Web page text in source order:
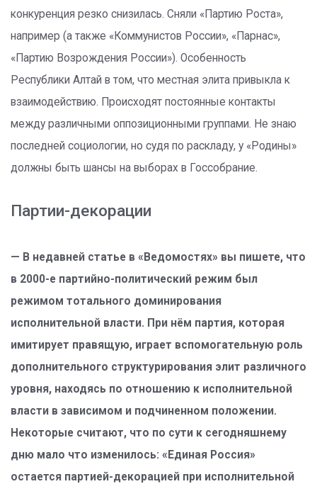
конкуренция резко снизилась. Сняли «Партию Роста»,
например (а также «Коммунистов России», «Парнас»,
«Партию Возрождения России»). Особенность
Республики Алтай в том, что местная элита привыкла к
взаимодействию. Происходят постоянные контакты
между различными оппозиционными группами. Не знаю
последней социологии, но судя по раскладу, у «Родины»
должны быть шансы на выборах в Госсобрание.
Партии-декорации
— В недавней статье в «Ведомостях» вы пишете, что
в 2000-е партийно-политический режим был
режимом тотального доминирования
исполнительной власти. При нём партия, которая
имитирует правящую, играет вспомогательную роль
дополнительного структурирования элит различного
уровня, находясь по отношению к исполнительной
власти в зависимом и подчиненном положении.
Некоторые считают, что по сути к сегодняшнему
дню мало что изменилось: «Единая Россия»
остается партией-декорацией при исполнительной